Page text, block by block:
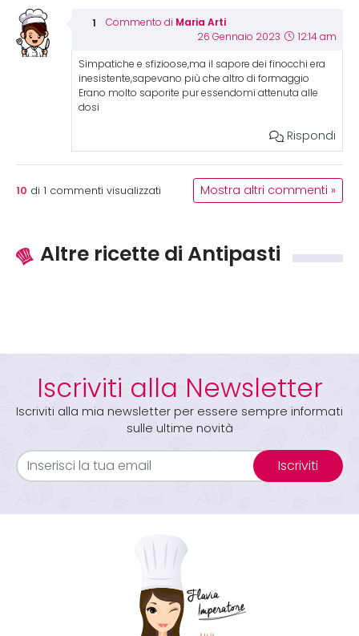
Commento di Maria Arti
26 Gennaio 2023 12:14 am
Simpatiche e sfizioose,ma il sapore dei finocchi era
inesistente,sapevano più che altro di formaggio
Erano molto saporite pur essendomi attenuta alle
dosi
Rispondi
10 di 1 commenti visualizzati Mostra altri commenti »
Altre ricette di Antipasti
Iscriviti alla Newsletter
Iscriviti alla mia newsletter per essere sempre informati
sulle ultime novità
Iscriviti